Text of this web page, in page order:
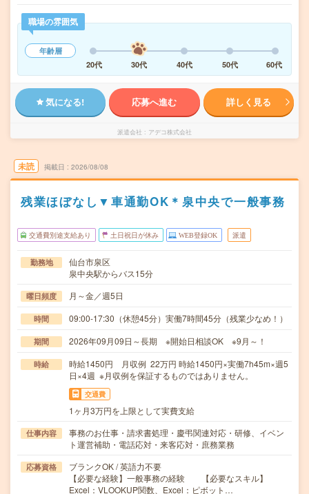
職場の雰囲気
年齢層
20代
30代 40代 50代 60代
気になる! 応募へ進む 詳しく見る
派遣会社 アデコ株式会社
未読 掲載日 2026/08/08
残業ほぼなし▼車通勤OK＊泉中央で一般事務
交通費別途支給あり 土日祝日が休み WEB登録OK 派遣
勤務地
仙台市泉区
泉中央駅からバス15分
曜日頻度 月～金／週5日
時間 09:00-17:30（休憩45分）実働7時間45分（残業少なめ！）
期間 2026年09月09日～長期 ※開始日相談OK ※9月～！
時給
時給1450円 月収例 22万円 時給1450円×実働7h45m×週5
日×4週 ※月収例を保証するものではありません。
交通費
1ヶ月3万円を上限として実費支給
仕事内容
事務のお仕事・請求書処理・慶弔関連対応・研修、イベン
ト運営補助・電話応対・来客応対・庶務業務
応募資格
ブランクOK / 英語力不要
【必要な経験】一般事務の経験 【必要なスキル】
Excel：VLOOKUP関数、Excel：ピボット…